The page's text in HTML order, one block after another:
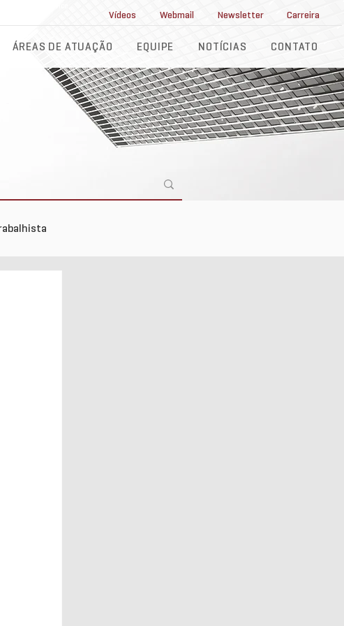
Vídeos Webmail Newsletter Carreira
ÁREAS DE ATUAÇÃO EQUIPE NOTÍCIAS CONTATO